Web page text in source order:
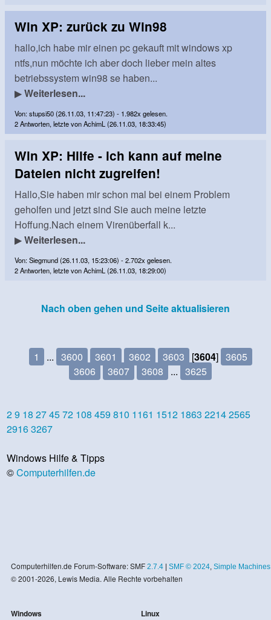
Win XP: zurück zu Win98
hallo,ich habe mir einen pc gekauft mit windows xp
ntfs,nun möchte ich aber doch lieber mein altes
betriebssystem win98 se haben...
▶Weiterlesen...
Von: stupsi50 (26.11.03, 11:47:23) - 1.982x gelesen.
2 Antworten, letzte von AchimL (26.11.03, 18:33:45)
Win XP: Hilfe - ich kann auf meine
Dateien nicht zugreifen!
Hallo,Sie haben mir schon mal bei einem Problem
geholfen und jetzt sind Sie auch meine letzte
Hoffung.Nach einem Virenüberfall k...
▶Weiterlesen...
Von: Siegmund (26.11.03, 15:23:06) - 2.702x gelesen.
2 Antworten, letzte von AchimL (26.11.03, 18:29:00)
Nach oben gehen und Seite aktualisieren
1 ... 3600 3601 3602 3603 [3604] 3605
3606
3607 3608 ... 3625
29 18 274572 108 459 810 1161 1512 1863 22142565
29163267
Windows Hilfe & Tipps
©Computerhilfen.de
Computerhilfen.de Forum-Software: SMF 2.7.4| SMF © 2024, Simple Machines
© 2001-2026, Lewis Media. Alle Rechte vorbehalten
Windows Linux